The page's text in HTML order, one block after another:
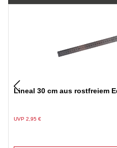
Lineal 30 cm aus rostfreiem
UVP 2,95 €